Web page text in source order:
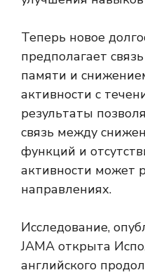
Теперь новое
предполагает
памяти и
активности с
результаты
связь между
функций и
активности может
направлениях.
Исследование,
JAMA открыта
английского